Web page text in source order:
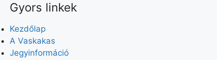
Gyors linkek
Kezdőlap
A Vaskakas
Jegyinformáció